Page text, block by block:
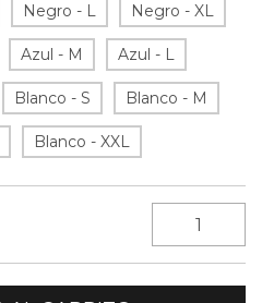
Negro - L Negro - XL
Azul - M Azul - L
Blanco - S Blanco - M
Blanco - XXL